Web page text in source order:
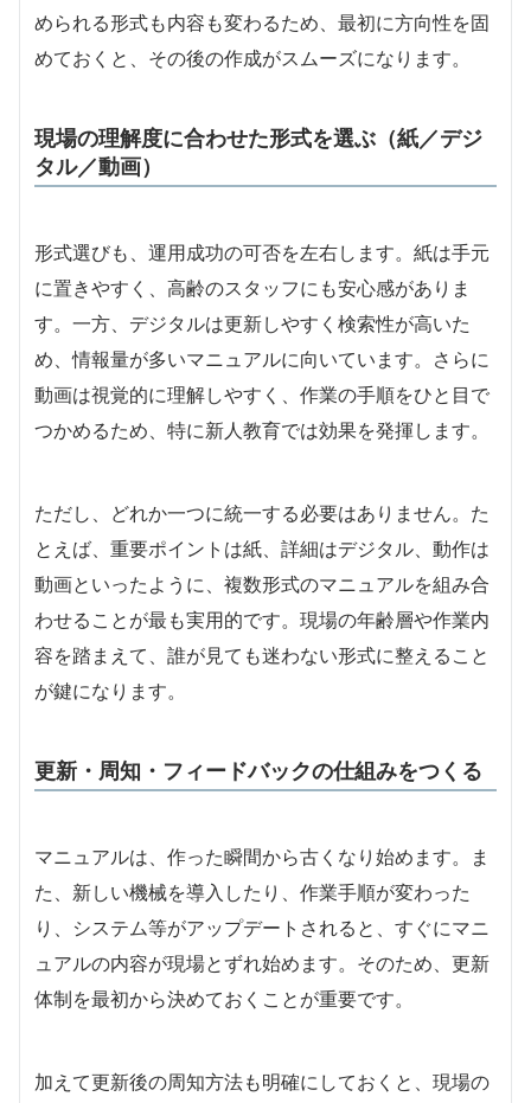
められる形式も内容も変わるため、最初に方向性を固
めておくと、その後の作成がスムーズになります。
現場の理解度に合わせた形式を選ぶ（紙／デジ
タル／動画）
形式選びも、運用成功の可否を左右します。紙は手元
に置きやすく、高齢のスタッフにも安心感がありま
す。一方、デジタルは更新しやすく検索性が高いた
め、情報量が多いマニュアルに向いています。さらに
動画は視覚的に理解しやすく、作業の手順をひと目で
つかめるため、特に新人教育では効果を発揮します。
ただし、どれか一つに統一する必要はありません。た
とえば、重要ポイントは紙、詳細はデジタル、動作は
動画といったように、複数形式のマニュアルを組み合
わせることが最も実用的です。現場の年齢層や作業内
容を踏まえて、誰が見ても迷わない形式に整えること
が鍵になります。
更新・周知・フィードバックの仕組みをつくる
マニュアルは、作った瞬間から古くなり始めます。ま
た、新しい機械を導入したり、作業手順が変わった
り、システム等がアップデートされると、すぐにマニ
ュアルの内容が現場とずれ始めます。そのため、更新
体制を最初から決めておくことが重要です。
加えて更新後の周知方法も明確にしておくと、現場の